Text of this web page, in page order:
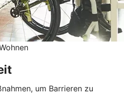
um Barrieren zu